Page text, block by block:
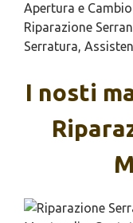
Apertura e
Riparazione
Serratura,
I nosti